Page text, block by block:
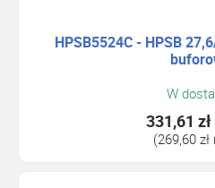
HPSB5524C - HPSB
W
331,61 zł
(269,60